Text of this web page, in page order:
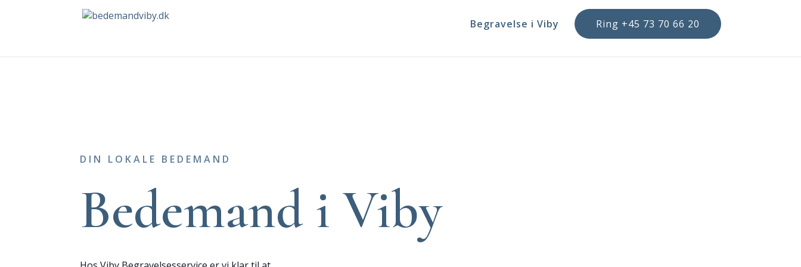
Begravelse i Viby Ring +45 73 70 66 20
DIN LOKALE BEDEMAND
Bedemand i Viby